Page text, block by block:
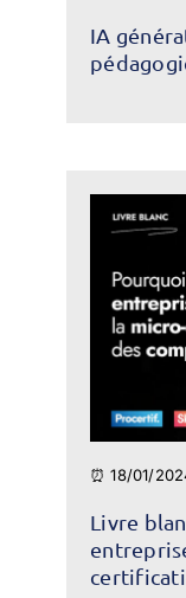
IA
⏰ 18/01/
Livre